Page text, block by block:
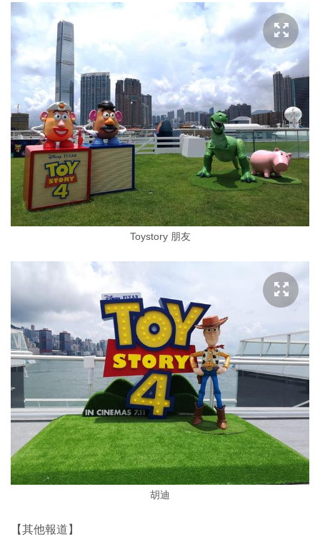
Toystory 朋友
胡迪
【其他報道】